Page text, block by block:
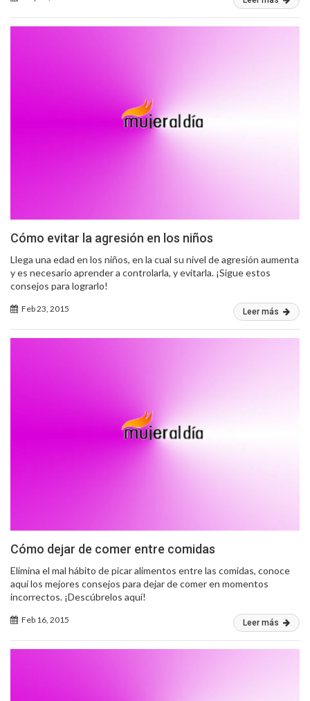
Cómo evitar la agresión en los niños
Llega una edad en los niños, en la cual su nivel de agresión aumenta
y es necesario aprender a controlarla, y evitarla. ¡Sigue estos
consejos para lograrlo!
Feb 23, 2015 Leer más
Cómo dejar de comer entre comidas
Elimina el mal hábito de picar alimentos entre las comidas, conoce
aquí los mejores consejos para dejar de comer en momentos
incorrectos. ¡Descúbrelos aquí!
Feb 16, 2015 Leer más